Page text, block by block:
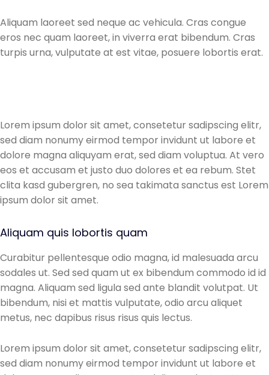
Aliquam laoreet sed neque ac vehicula. Cras congue
eros nec quam laoreet, in viverra erat bibendum. Cras
turpis urna, vulputate at est vitae, posuere lobortis erat.
Lorem ipsum dolor sit amet, consetetur sadipscing elitr,
sed diam nonumy eirmod tempor invidunt ut labore et
dolore magna aliquyam erat, sed diam voluptua. At vero
eos et accusam et justo duo dolores et ea rebum. Stet
clita kasd gubergren, no sea takimata sanctus est Lorem
ipsum dolor sit amet.
Aliquam quis lobortis quam
Curabitur pellentesque odio magna, id malesuada arcu
sodales ut. Sed sed quam ut ex bibendum commodo id id
magna. Aliquam sed ligula sed ante blandit volutpat. Ut
bibendum, nisi et mattis vulputate, odio arcu aliquet
metus, nec dapibus risus risus quis lectus.
Lorem ipsum dolor sit amet, consetetur sadipscing elitr,
sed diam nonumy eirmod tempor invidunt ut labore et